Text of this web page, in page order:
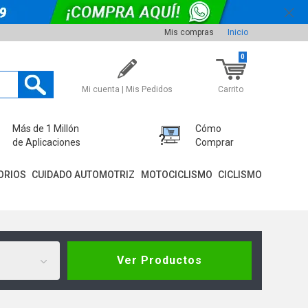
Mis compras Inicio
Mi cuenta | Mis Pedidos Carrito
0
Más de 1 Millón
de Aplicaciones
Cómo
Comprar
CUIDADO AUTOMOTRIZ MOTOCICLISMO CICLISMO
Ver Productos